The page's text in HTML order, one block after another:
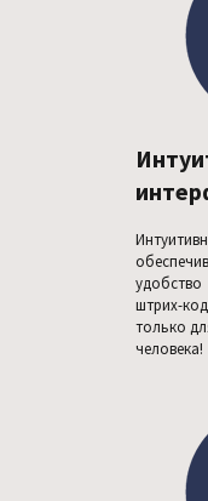
штрих-
только
человека!